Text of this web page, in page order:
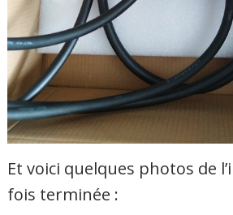
Et voici quelques photos de
fois terminée :